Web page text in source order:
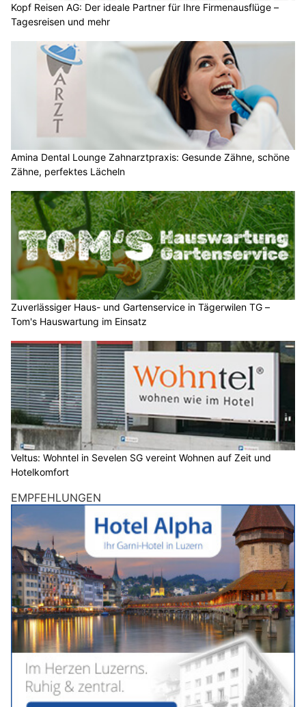
Kopf Reisen AG: Der ideale Partner für Ihre Firmenausflüge –
Tagesreisen und mehr
Amina Dental Lounge Zahnarztpraxis: Gesunde Zähne, schöne
Zähne, perfektes Lächeln
Zuverlässiger Haus- und Gartenservice in Tägerwilen TG –
Tom's Hauswartung im Einsatz
Veltus: Wohntel in Sevelen SG vereint Wohnen auf Zeit und
Hotelkomfort
EMPFEHLUNGEN